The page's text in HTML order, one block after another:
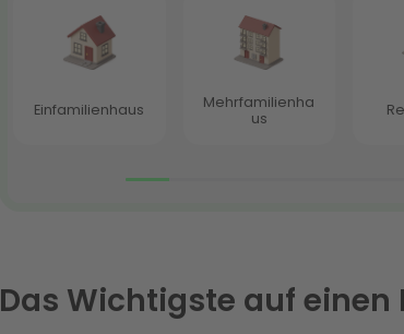
Das Wichtigste auf einen